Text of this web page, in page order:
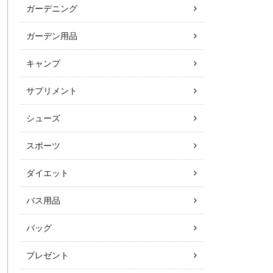
ガーデニング
ガーデン用品
キャンプ
サプリメント
シューズ
スポーツ
ダイエット
バス用品
バッグ
プレゼント